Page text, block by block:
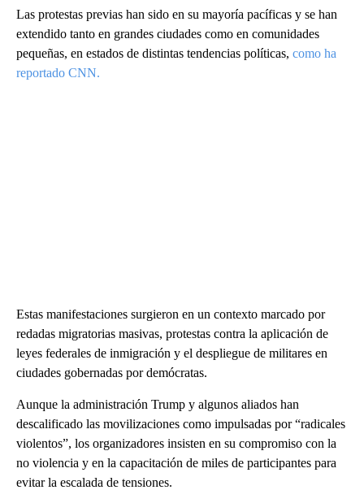
Las protestas previas han sido en su mayoría pacíficas y se han
extendido tanto en grandes ciudades como en comunidades
pequeñas, en estados de distintas tendencias políticas, como ha
reportado CNN.
Estas manifestaciones surgieron en un contexto marcado por
redadas migratorias masivas, protestas contra la aplicación de
leyes federales de inmigración y el despliegue de militares en
ciudades gobernadas por demócratas.
Aunque la administración Trump y algunos aliados han
descalificado las movilizaciones como impulsadas por “radicales
violentos”, los organizadores insisten en su compromiso con la
no violencia y en la capacitación de miles de participantes para
evitar la escalada de tensiones.